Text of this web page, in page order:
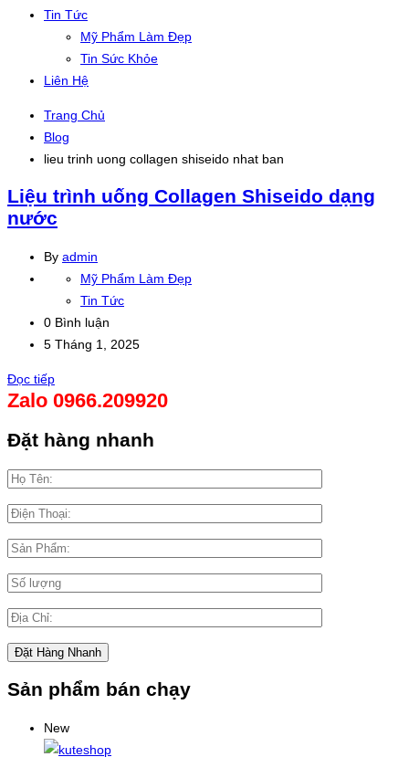
Tin Tức
Mỹ Phẩm Làm Đẹp
Tin Sức Khỏe
Liên Hệ
Trang Chủ
Blog
lieu trinh uong collagen shiseido nhat ban
Liệu trình uống Collagen Shiseido dạng
nước
By admin
Mỹ Phẩm Làm Đẹp
Tin Tức
0 Bình luận
5 Tháng 1, 2025
Đọc tiếp
Zalo 0966.209920
Đặt hàng nhanh
Sản phẩm bán chạy
New